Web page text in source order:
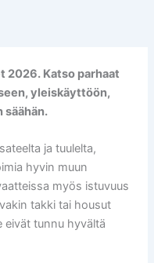
2026. Katso parhaat
yleiskäyttöön,
säähän.
ja tuulelta,
hyvin muun
myös istuvuus
takki tai housut
eivät tunnu hyvältä